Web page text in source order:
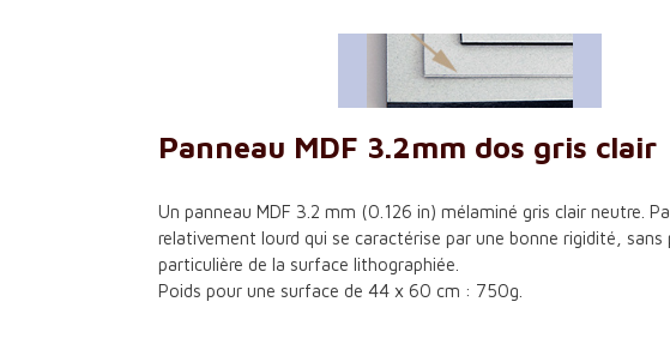
Panneau MDF 3.2mm dos gris clair
Un panneau MDF 3.2 mm (0.126 in) mélaminé gris clair neutre.
relativement lourd qui se caractérise par une bonne rigidité,
particulière de la surface lithographiée.
Poids pour une surface de 44 x 60 cm : 750g.